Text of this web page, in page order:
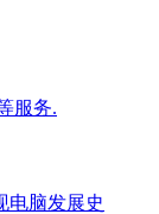
服务.
电脑发展史